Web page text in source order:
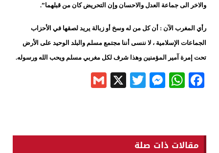
والاخر الى جماعة العدل والاحسان وإن التحريض كان من قبلهما”.
رأي المغرب الآن : أن كل من له وسخ أو زبالة يريد لصقها في الأحزاب
الجماعات الإسلامية ، لا ننسى أننا مجتمع مسلم والبلد الوحيد على الأرض
تحت إمرة آمير المؤمنين وهذا شرف لكل مغربي مسلم ويحب الله ورسوله.
Facebook
WhatsApp
Messenger
Twitter
X
مقالات ذات صلة